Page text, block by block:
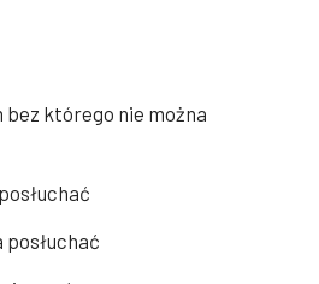
bez którego nie można
posłuchać